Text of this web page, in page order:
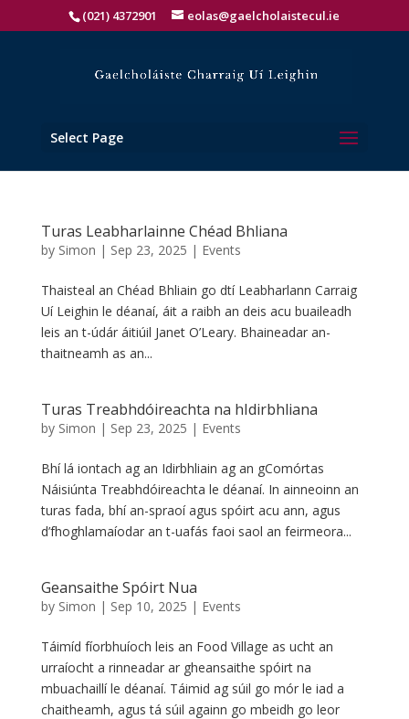
(021) 4372901 eolas@gaelcholaistecul.ie
Select Page
Turas Leabharlainne Chéad Bhliana
by Simon | Sep 23, 2025 | Events
Thaisteal an Chéad Bhliain go dtí Leabharlann Carraig
Uí Leighin le déanaí, áit a raibh an deis acu buaileadh
leis an t-údár áitiúil Janet O’Leary. Bhaineadar an-
thaitneamh as an...
Turas Treabhdóireachta na hIdirbhliana
by Simon | Sep 23, 2025 | Events
Bhí lá iontach ag an Idirbhliain ag an gComórtas
Náisiúnta Treabhdóireachta le déanaí. In ainneoinn an
turas fada, bhí an-spraoí agus spóirt acu ann, agus
d’fhoghlamaíodar an t-uafás faoi saol an feirmeora...
Geansaithe Spóirt Nua
by Simon | Sep 10, 2025 | Events
Táimíd fíorbhuíoch leis an Food Village as ucht an
urraíocht a rinneadar ar gheansaithe spóirt na
mbuachaillí le déanaí. Táimid ag súil go mór le iad a
chaitheamh, agus tá súil againn go mbeidh go leor